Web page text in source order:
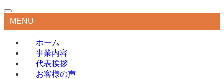
MENU
ホーム
事業内容
代表挨拶
お客様の声